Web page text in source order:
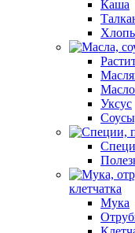
Каша
Уксус
клетчатка
Мука